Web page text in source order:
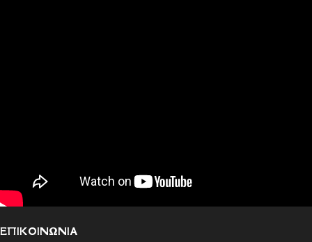
ΕΠΙΚΟΙΝΩΝΙΑ